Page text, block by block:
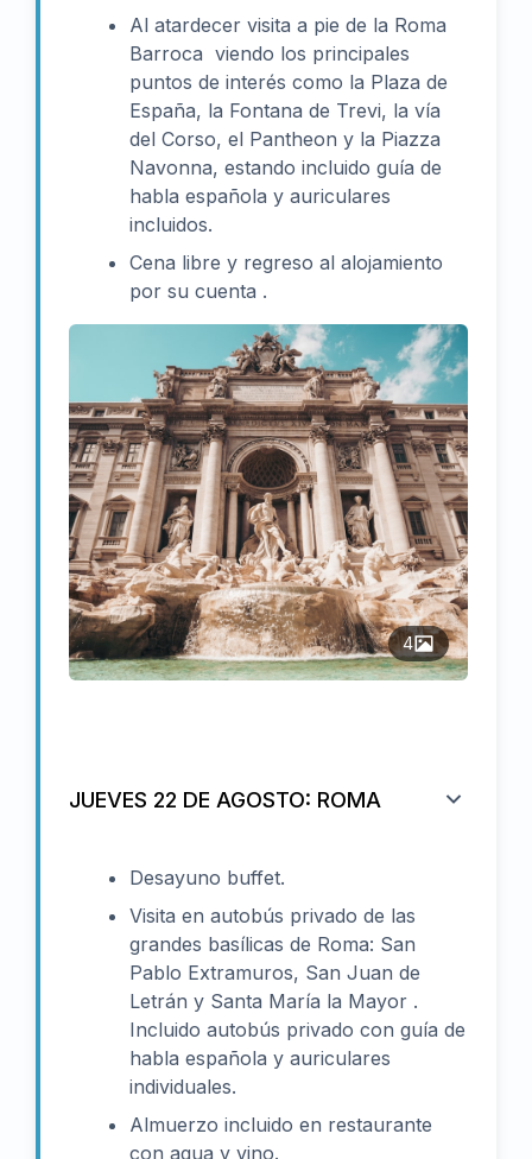
Al atardecer visita a pie de la Roma
Barroca viendo los principales
puntos de interés como la Plaza de
España, la Fontana de Trevi, la vía
del Corso, el Pantheon y la Piazza
Navonna, estando incluido guía de
habla española y auriculares
incluidos.
Cena libre y regreso al alojamiento
por su cuenta .
4
JUEVES 22 DE AGOSTO: ROMA
Desayuno buffet.
Visita en autobús privado de las
grandes basílicas de Roma: San
Pablo Extramuros, San Juan de
Letrán y Santa María la Mayor .
Incluido autobús privado con guía de
habla española y auriculares
individuales.
Almuerzo incluido en restaurante
con agua y vino.